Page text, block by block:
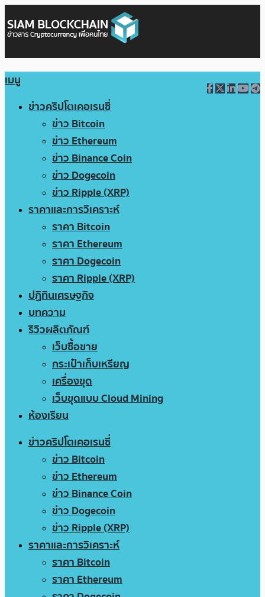
เมนู
ข่าวคริปโตเคอเรนซี่
ข่าว Bitcoin
ข่าว Ethereum
ข่าว Binance Coin
ข่าว Dogecoin
ข่าว Ripple (XRP)
ราคาและการวิเคราะห์
ราคา Bitcoin
ราคา Ethereum
ราคา Dogecoin
ราคา Ripple (XRP)
ปฏิทินเศรษฐกิจ
บทความ
รีวิวผลิตภัณฑ์
เว็บซื้อขาย
กระเป๋าเก็บเหรียญ
เครื่องขุด
เว็บขุดแบบ Cloud Mining
ห้องเรียน
ข่าวคริปโตเคอเรนซี่
ข่าว Bitcoin
ข่าว Ethereum
ข่าว Binance Coin
ข่าว Dogecoin
ข่าว Ripple (XRP)
ราคาและการวิเคราะห์
ราคา Bitcoin
ราคา Ethereum